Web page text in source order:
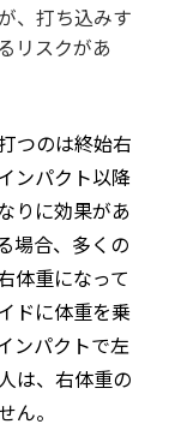
、打ち込みす
リスクがあ
つのは終始右
ンパクト以降
りに効果があ
場合、多くの
体重になって
ドに体重を乗
ンパクトで左
は、右体重の
ん。